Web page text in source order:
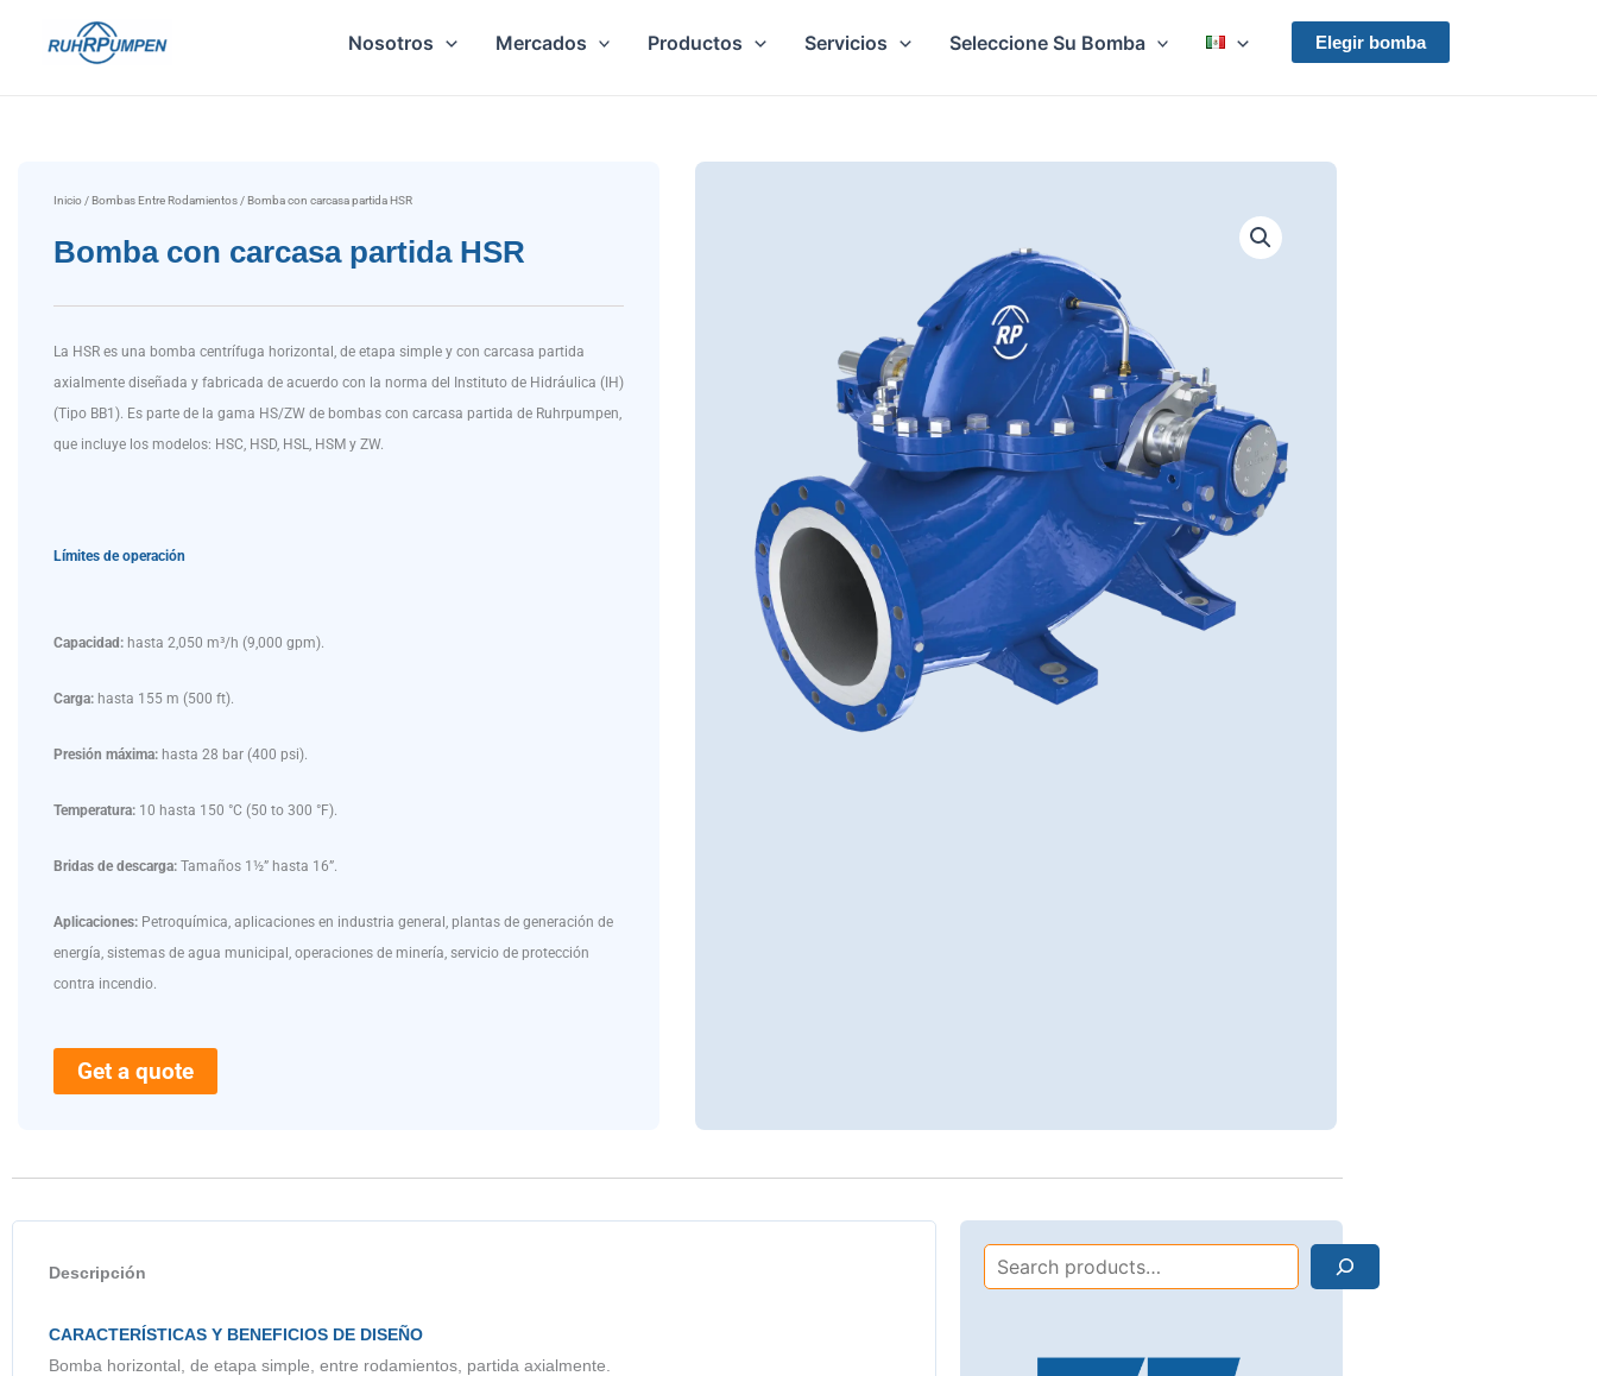
Nosotros Mercados Productos Servicios Seleccione Su Bomba Elegir bomba
Inicio /Bombas Entre Rodamientos / Bomba con carcasa partida HSR
Bomba con carcasa partida HSR
La HSR es una bomba centrífuga horizontal, de etapa simple y con carcasa partida
axialmente diseñada y fabricada de acuerdo con la norma del Instituto de Hidráulica (IH)
(Tipo BB1). Es parte de la gama HS/ZW de bombas con carcasa partida de Ruhrpumpen,
que incluye los modelos: HSC, HSD, HSL, HSM y ZW.
Límites de operación
Capacidad: hasta 2,050 m³/h (9,000 gpm).
Carga: hasta 155 m (500 ft).
Presión máxima: hasta 28 bar (400 psi).
Temperatura: 10 hasta 150 °C (50 to 300 °F).
Bridas de descarga: Tamaños 1½” hasta 16”.
Aplicaciones: Petroquímica, aplicaciones en industria general, plantas de generación de
energía, sistemas de agua municipal, operaciones de minería, servicio de protección
contra incendio.
Get a quote
Descripción
CARACTERÍSTICAS Y BENEFICIOS DE DISEÑO
Bomba horizontal, de etapa simple, entre rodamientos, partida axialmente.
Search